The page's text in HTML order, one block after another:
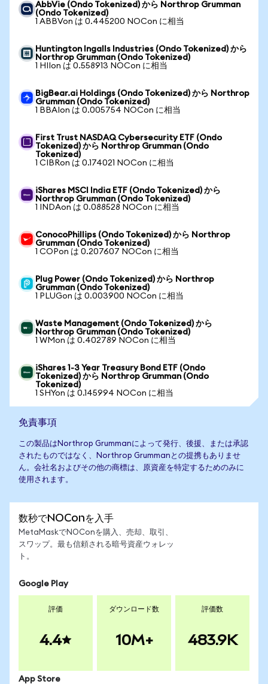
AbbVie (Ondo Tokenized) から Northrop Grumman
(Ondo Tokenized)
1 ABBVon は 0.445200 NOCon に相当
Huntington Ingalls Industries (Ondo Tokenized) から
Northrop Grumman (Ondo Tokenized)
1 HIIon は 0.558913 NOCon に相当
BigBear.ai Holdings (Ondo Tokenized) から Northrop
Grumman (Ondo Tokenized)
1 BBAIon は 0.005754 NOCon に相当
First Trust NASDAQ Cybersecurity ETF (Ondo
Tokenized) から Northrop Grumman (Ondo
Tokenized)
1 CIBRon は 0.174021 NOCon に相当
iShares MSCI India ETF (Ondo Tokenized) から
Northrop Grumman (Ondo Tokenized)
1 INDAon は 0.088528 NOCon に相当
ConocoPhillips (Ondo Tokenized) から Northrop
Grumman (Ondo Tokenized)
1 COPon は 0.207607 NOCon に相当
Plug Power (Ondo Tokenized) から Northrop
Grumman (Ondo Tokenized)
1 PLUGon は 0.003900 NOCon に相当
Waste Management (Ondo Tokenized) から
Northrop Grumman (Ondo Tokenized)
1 WMon は 0.402789 NOCon に相当
iShares 1-3 Year Treasury Bond ETF (Ondo
Tokenized) から Northrop Grumman (Ondo
Tokenized)
1 SHYon は 0.145994 NOCon に相当
免責事項
この製品はNorthrop Grummanによって発行、後援、または承認
されたものではなく、Northrop Grummanとの提携もありませ
ん。会社名およびその他の商標は、原資産を特定するためのみに
使用されます。
数秒でNOConを入手
MetaMaskでNOConを購入、売却、取引、
スワップ。最も信頼される暗号資産ウォレッ
ト。
Google Play
評価
4.4
ダウンロード数
10M+
評価数
483.9K
App Store